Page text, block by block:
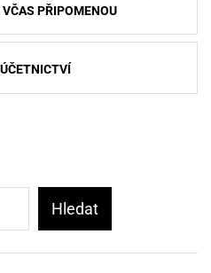
PŘIPOMENOU
Hledat